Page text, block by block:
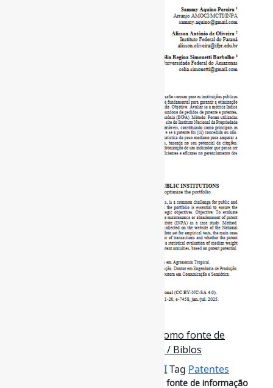
O pedido de patente de invenção como fonte de
informação científica e tecnológica / Biblos
Informe-CITag Patentes
O pedido de patente de invenção como fonte de informação